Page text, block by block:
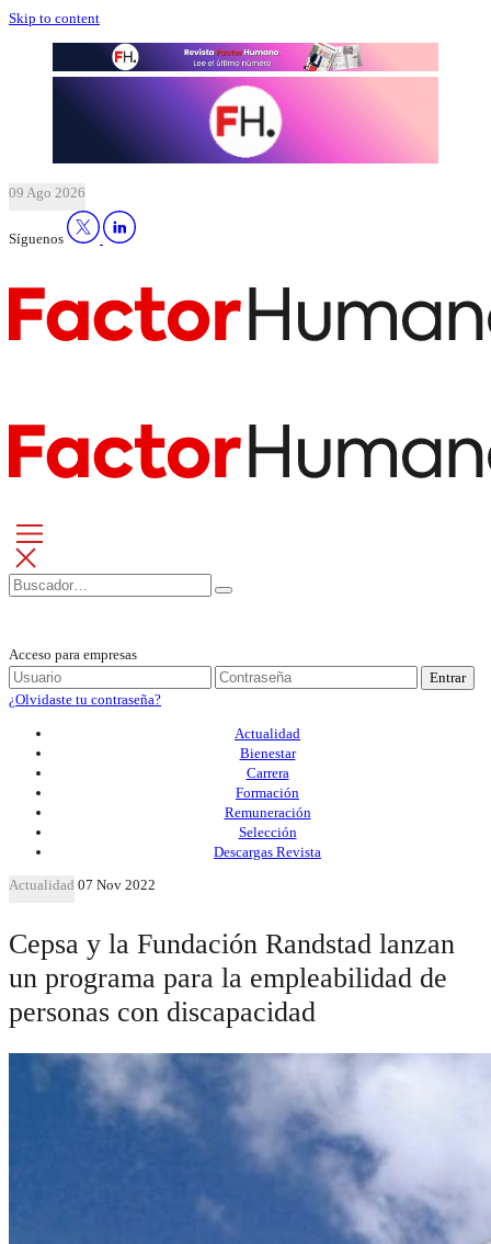
Skip to content
09 Ago 2026
Síguenos
Acceso para empresas
Entrar
¿Olvidaste tu contraseña?
Actualidad
Bienestar
Carrera
Formación
Remuneración
Selección
Descargas Revista
Actualidad 07 Nov 2022
Cepsa y la Fundación Randstad lanzan
un programa para la empleabilidad de
personas con discapacidad